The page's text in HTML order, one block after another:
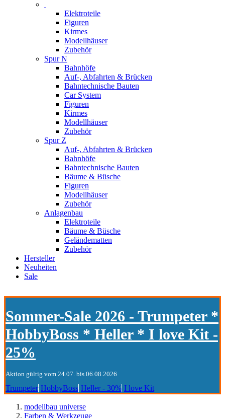
Elektroteile
Figuren
Kirmes
Modellhäuser
Zubehör
Spur N
Bahnhöfe
Auf-, Abfahrten & Brücken
Bahntechnische Bauten
Car System
Figuren
Kirmes
Modellhäuser
Zubehör
Spur Z
Auf-, Abfahrten & Brücken
Bahnhöfe
Bahntechnische Bauten
Bäume & Büsche
Figuren
Modellhäuser
Zubehör
Anlagenbau
Elektroteile
Bäume & Büsche
Geländematten
Zubehör
Hersteller
Neuheiten
Sale
Sommer-Sale 2026 - Trumpeter *
HobbyBoss * Heller * I love Kit -
25%
Aktion gültig vom 24.07. bis 06.08.2026
Trumpeter HobbyBoss Heller - 30% I love Kit
modellbau universe
Farben & Werkzeuge